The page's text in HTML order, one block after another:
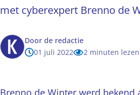
met cyberexpert Brenno de
Door de redactie
01 juli 2022
2 minuten lezen
Brenno de Winter werd bekend